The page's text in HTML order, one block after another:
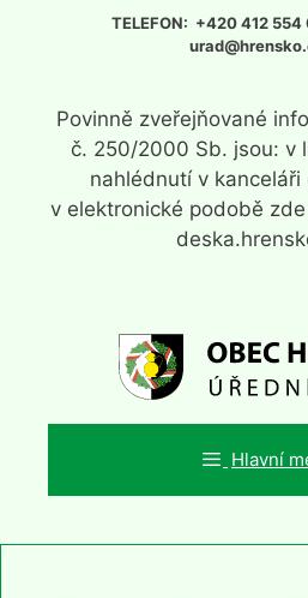
TELEFON: +420 412 554
Povinně zveřejňované
č. 250/2000 Sb. jsou: v
nahlédnutí v kanceláři
v elektronické podobě
Hlavní